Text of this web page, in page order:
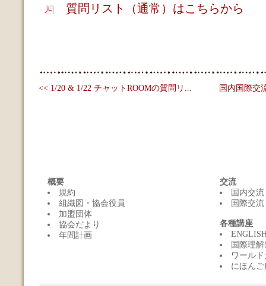
質問リスト（通常）はこちらから
<< 1/20 & 1/22 チャットROOMの質問リ... 国内国際交
概要
規約
組織図・協会役員
加盟団体
協会だより
年間計画
交流
国内交流
国際交流
各種講座
国際理
ワール
にほん